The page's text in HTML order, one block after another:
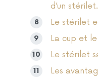
d’un stérilet.
Le stérilet
La cup et
Le stérilet
Les